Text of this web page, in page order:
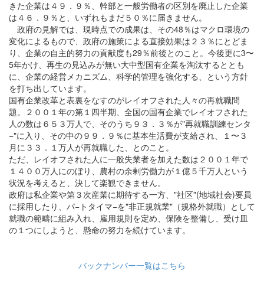
きた企業は４９．９％、幹部と一般労働者の区別を廃止した企業
は４６．９％と、いずれもまだ５０％に届きません。
政府の見解では、現時点での成果は、その48％はマクロ環境の
変化によるもので、政府の施策による直接効果は２３％にとどま
り、企業の自主的努力の貢献度も29％前後とのこと。今後更に3〜
5年かけ、再生の見込みが無い大中型国有企業を淘汰するととも
に、企業の経営メカニズム、科学的管理を強化する、という方針
を打ち出しています。
国有企業改革と表裏をなすのがレイオフされた人々の再就職問
題。２００１年の第１四半期、全国の国有企業でレイオフされた
人の数は６５３万人で、そのうち９３．３％が"再就職訓練センタ
−"に入り、その中の９９．９％に基本生活費が支給され、１〜３
月に３３．１万人が再就職した、とのこと。
ただ、レイオフされた人に一般失業者を加えた数は２００１年で
１４００万人にのぼり、農村の余剰労働力が１億５千万人という
状況を考えると、決して楽観できません。
政府は私企業や第３次産業に期待する一方、"社区"(地域社会)要員
に採用したり、パ−トタイマ−を"非正規就業"（規格外就職）として
就職の範疇に組み入れ、雇用規則を定め、保険を整備し、受け皿
の１つにしようと、懸命の努力を続けています。
バックナンバー一覧はこちら